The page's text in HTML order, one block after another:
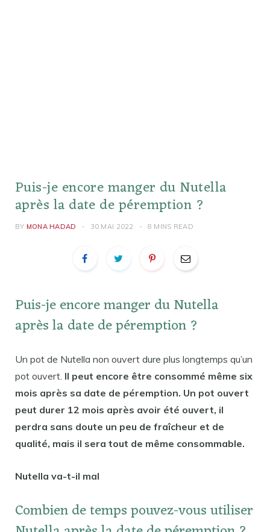
Puis-je encore manger du Nutella
après la date de péremption ?
BY MONA HADAD 30 MAI 2022 8 MINS READ
Puis-je encore manger du Nutella
après la date de péremption ?
Un pot de Nutella non ouvert dure plus longtemps qu’un
pot ouvert. Il peut encore être consommé même six
mois après sa date de péremption. Un pot ouvert
peut durer 12 mois après avoir été ouvert, il
perdra sans doute un peu de fraîcheur et de
qualité, mais il sera tout de même consommable.
Nutella va-t-il mal
Combien de temps pouvez-vous utiliser